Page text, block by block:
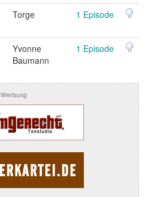
Torge 1 Episode
Yvonne
Baumann
1 Episode
Werbung